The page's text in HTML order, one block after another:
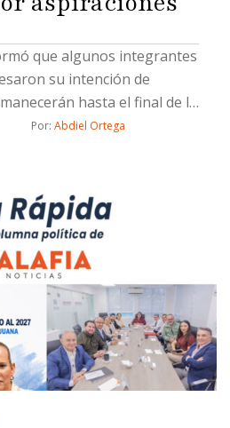
que algunos integrantes
su intención de
hasta el final de la
Por: Abdiel Ortega